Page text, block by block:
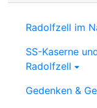
Radolfzell im
SS-Kaserne
Radolfzell
Gedenken &